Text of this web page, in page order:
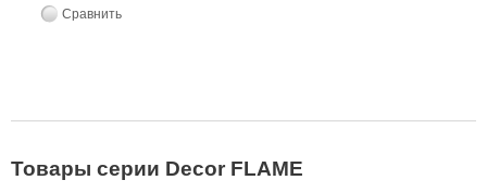
Сравнить
Товары серии Decor FLAME